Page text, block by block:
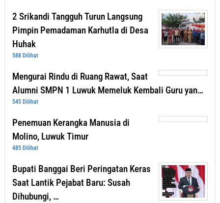
2 Srikandi Tangguh Turun Langsung
Pimpin Pemadaman Karhutla di Desa
Huhak
588 Dilihat
Mengurai Rindu di Ruang Rawat, Saat
Alumni SMPN 1 Luwuk Memeluk Kembali Guru yan…
545 Dilihat
Penemuan Kerangka Manusia di
Molino, Luwuk Timur
485 Dilihat
Bupati Banggai Beri Peringatan Keras
Saat Lantik Pejabat Baru: Susah
Dihubungi, …